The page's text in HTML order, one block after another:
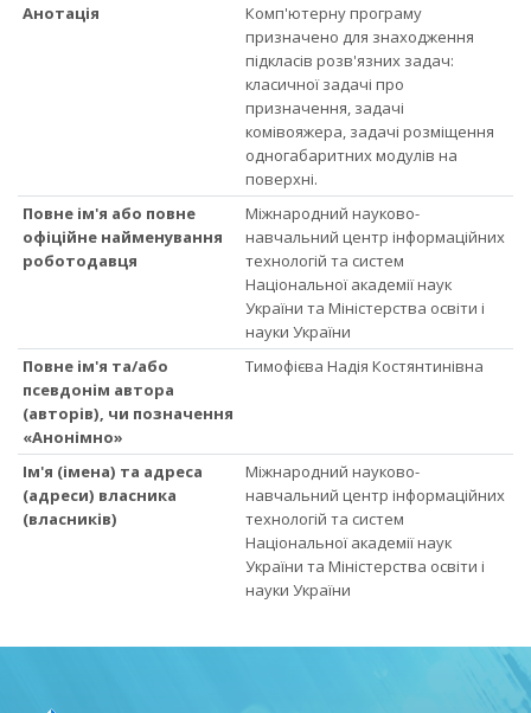
Анотація
Комп'ютерну програму
призначено для знаходження
підкласів розв'язних задач:
класичної задачі про
призначення, задачі
комівояжера, задачі розміщення
одногабаритних модулів на
поверхні.
Повне ім'я або повне
офіційне найменування
роботодавця
Міжнародний науково-
навчальний центр інформаційних
технологій та систем
Національної академії наук
України та Міністерства освіти і
науки України
Повне ім'я та/або
псевдонім автора
(авторів), чи позначення
«Анонімно»
Тимофієва Надія Костянтинівна
Ім'я (імена) та адреса
(адреси) власника
(власників)
Міжнародний науково-
навчальний центр інформаційних
технологій та систем
Національної академії наук
України та Міністерства освіти і
науки України